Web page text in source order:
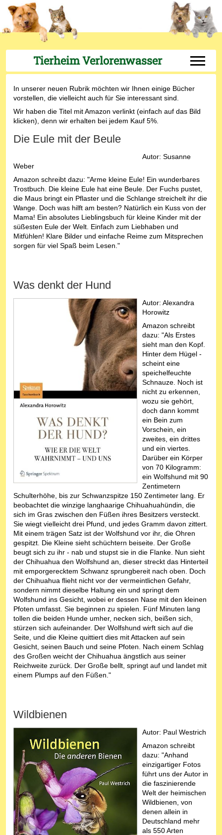
Tierheim Verlorenwasser Off-
In unserer neuen Rubrik möchten wir Ihnen einige Bücher
vorstellen, die vielleicht auch für Sie interessant sind.
Wir haben die Titel mit Amazon verlinkt (einfach auf das Bild
klicken), denn wir erhalten bei jedem Kauf 5%.
Die Eule mit der Beule
Autor: Susanne
Weber
Amazon schreibt dazu: "Arme kleine Eule! Ein wunderbares
Trostbuch. Die kleine Eule hat eine Beule. Der Fuchs pustet,
die Maus bringt ein Pflaster und die Schlange streichelt ihr die
Wange. Doch was hilft am besten? Natürlich ein Kuss von der
Mama! Ein absolutes Lieblingsbuch für kleine Kinder mit der
süßesten Eule der Welt. Einfach zum Liebhaben und
Mitfühlen! Klare Bilder und einfache Reime zum Mitsprechen
sorgen für viel Spaß beim Lesen."
Was denkt der Hund
Autor: Alexandra
Horowitz
Amazon schreibt
dazu: "Als Erstes
sieht man den Kopf.
Hinter dem Hügel -
scheint eine
speichelfeuchte
Schnauze. Noch ist
nicht zu erkennen,
wozu sie gehört,
doch dann kommt
ein Bein zum
Vorschein, ein
zweites, ein drittes
und ein viertes.
Darüber ein Körper
von 70 Kilogramm:
ein Wolfshund mit 90
Zentimetern
Schulterhöhe, bis zur Schwanzspitze 150 Zentimeter lang. Er
beobachtet die winzige langhaarige Chihuahuahündin, die
sich im Gras zwischen den Füßen ihres Besitzers versteckt.
Sie wiegt vielleicht drei Pfund, und jedes Gramm davon zittert.
Mit einem trägen Satz ist der Wolfshund vor ihr, die Ohren
gespitzt. Die Kleine sieht schüchtern beiseite. Der Große
beugt sich zu ihr - nab und stupst sie in die Flanke. Nun sieht
der Chihuahua den Wolfshund an, dieser streckt das Hinterteil
mit emporgerecktem Schwanz sprungbereit nach oben. Doch
der Chihuahua flieht nicht vor der vermeintlichen Gefahr,
sondern nimmt dieselbe Haltung ein und springt dem
Wolfshund ins Gesicht, wobei er dessen Nase mit den kleinen
Pfoten umfasst. Sie beginnen zu spielen. Fünf Minuten lang
tollen die beiden Hunde umher, necken sich, beißen sich,
stürzen sich aufeinander. Der Wolfshund wirft sich auf die
Seite, und die Kleine quittiert dies mit Attacken auf sein
Gesicht, seinen Bauch und seine Pfoten. Nach einem Schlag
des Großen weicht der Chihuahua ängstlich aus seiner
Reichweite zurück. Der Große bellt, springt auf und landet mit
einem Plumps auf den Füßen."
Wildbienen
Autor: Paul Westrich
Amazon schreibt
dazu: "Anhand
einzigartiger Fotos
führt uns der Autor in
die faszinierende
Welt der heimischen
Wildbienen, von
denen allein in
Deutschland mehr
als 550 Arten